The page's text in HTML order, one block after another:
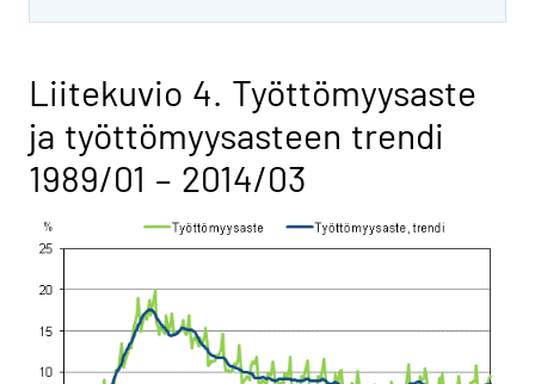
Liitekuvio 4. Työttömyysaste
ja työttömyysasteen trendi
1989/01 – 2014/03